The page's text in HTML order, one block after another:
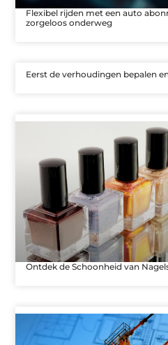
Flexibel rijden met een auto
zorgeloos onderweg
Eerst de verhoudingen bepalen
Ontdek de Schoonheid van